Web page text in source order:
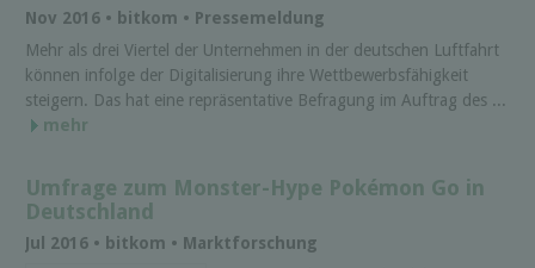
Nov 2016 • bitkom • Pressemeldung
Mehr als drei Viertel der Unternehmen in der deutschen Luftfahrt
können infolge der Digitalisierung ihre Wettbewerbsfähigkeit
steigern. Das hat eine repräsentative Befragung im Auftrag des ...
mehr
Umfrage zum Monster-Hype Pokémon Go in
Deutschland
Jul 2016 • bitkom • Marktforschung